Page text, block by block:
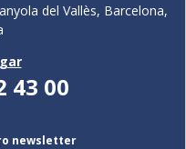
del Vallès, Barcelona,
43 00
newsletter